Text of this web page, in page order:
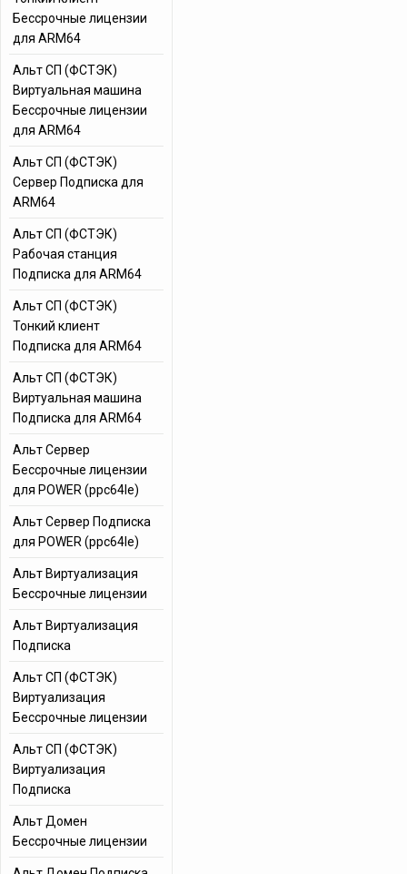
Бессрочные лицензии
для ARM64
Альт СП (ФСТЭК)
Виртуальная машина
Бессрочные лицензии
для ARM64
Альт СП (ФСТЭК)
Сервер Подписка для
ARM64
Альт СП (ФСТЭК)
Рабочая станция
Подписка для ARM64
Альт СП (ФСТЭК)
Тонкий клиент
Подписка для ARM64
Альт СП (ФСТЭК)
Виртуальная машина
Подписка для ARM64
Альт Сервер
Бессрочные лицензии
для POWER (ppc64le)
Альт Сервер Подписка
для POWER (ppc64le)
Альт Виртуализация
Бессрочные лицензии
Альт Виртуализация
Подписка
Альт СП (ФСТЭК)
Виртуализация
Бессрочные лицензии
Альт СП (ФСТЭК)
Виртуализация
Подписка
Альт Домен
Бессрочные лицензии